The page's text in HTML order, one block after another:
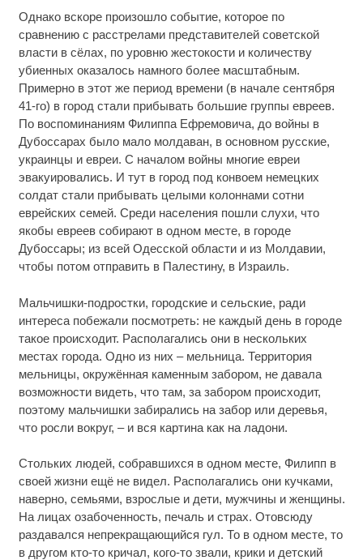
Однако вскоре произошло событие, которое по
сравнению с расстрелами представителей советской
власти в сёлах, по уровню жестокости и количеству
убиенных оказалось намного более масштабным.
Примерно в этот же период времени (в начале сентября
41-го) в город стали прибывать большие группы евреев.
По воспоминаниям Филиппа Ефремовича, до войны в
Дубоссарах было мало молдаван, в основном русские,
украинцы и евреи. С началом войны многие евреи
эвакуировались. И тут в город под конвоем немецких
солдат стали прибывать целыми колоннами сотни
еврейских семей. Среди населения пошли слухи, что
якобы евреев собирают в одном месте, в городе
Дубоссары; из всей Одесской области и из Молдавии,
чтобы потом отправить в Палестину, в Израиль.
Мальчишки-подростки, городские и сельские, ради
интереса побежали посмотреть: не каждый день в городе
такое происходит. Располагались они в нескольких
местах города. Одно из них – мельница. Территория
мельницы, окружённая каменным забором, не давала
возможности видеть, что там, за забором происходит,
поэтому мальчишки забирались на забор или деревья,
что росли вокруг, – и вся картина как на ладони.
Стольких людей, собравшихся в одном месте, Филипп в
своей жизни ещё не видел. Располагались они кучками,
наверно, семьями, взрослые и дети, мужчины и женщины.
На лицах озабоченность, печаль и страх. Отовсюду
раздавался непрекращающийся гул. То в одном месте, то
в другом кто-то кричал, кого-то звали, крики и детский